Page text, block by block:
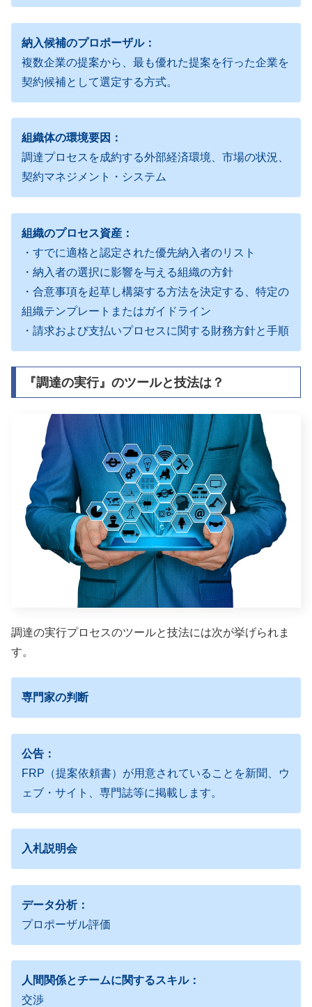
納入候補のプロポーザル：
複数企業の提案から、最も優れた提案を行った企業を
契約候補として選定する方式。
組織体の環境要因：
調達プロセスを成約する外部経済環境、市場の状況、
契約マネジメント・システム
組織のプロセス資産：
・すでに適格と認定された優先納入者のリスト
・納入者の選択に影響を与える組織の方針
・合意事項を起草し構築する方法を決定する、特定の
組織テンプレートまたはガイドライン
・請求および支払いプロセスに関する財務方針と手順
『調達の実行』のツールと技法は？
調達の実行プロセスのツールと技法には次が挙げられま
す。
専門家の判断
公告：
FRP（提案依頼書）が用意されていることを新聞、ウ
ェブ・サイト、専門誌等に掲載します。
入札説明会
データ分析：
プロポーザル評価
人間関係とチームに関するスキル：
交渉